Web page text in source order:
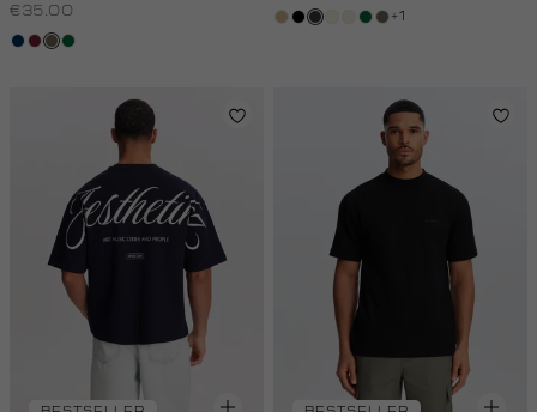
€35.00
donkerblauw
bordeaux
lichtbruin
donkergroen
tanzwart
grijs,
kit,donkergroen
lichtbruin
+1